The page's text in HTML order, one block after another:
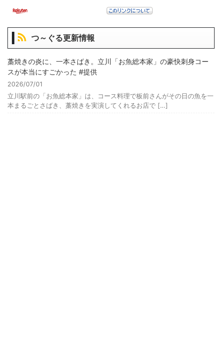
つ～ぐる更新情報
藁焼きの炎に、一本さばき。立川「お魚総本家」の豪快刺身コー
スが本当にすごかった #提供
2026/07/01
立川駅前の「お魚総本家」は、コース料理で板前さんがその日の魚を一
本まるごとさばき、藁焼きを実演してくれるお店で […]